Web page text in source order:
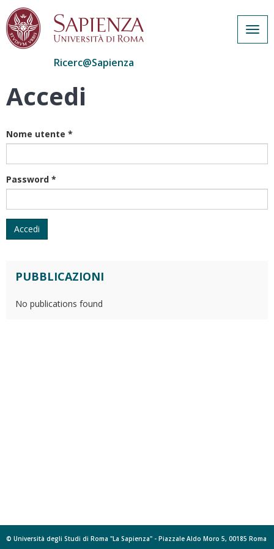
Salta
Ricerc@Sapienza
Accedi
Nome utente *
Password *
Accedi
PUBBLICAZIONI
No publications found
© Università degli Studi di Roma "La Sapienza" - Piazzale Aldo Moro 5, 00185 Roma